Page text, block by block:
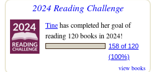
2024 Reading Challenge
Tinehas completed her goal of
reading 120 books in 2024!
158 of 120
(100%)
view books